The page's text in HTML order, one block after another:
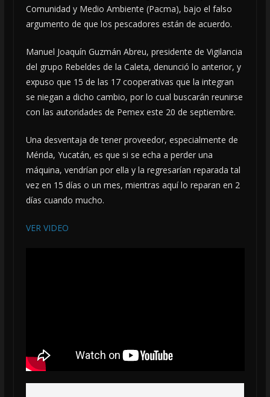
Comunidad y Medio Ambiente (Pacma), bajo el falso
argumento de que los pescadores están de acuerdo.
Manuel Joaquín Guzmán Abreu, presidente de Vigilancia
del grupo Rebeldes de la Caleta, denunció lo anterior, y
expuso que 15 de las 17 cooperativas que la integran
se niegan a dicho cambio, por lo cual buscarán reunirse
con las autoridades de Pemex este 20 de septiembre.
Una desventaja de tener proveedor, especialmente de
Mérida, Yucatán, es que si se echa a perder una
máquina, vendrían por ella y la regresarían reparada tal
vez en 15 días o un mes, mientras aquí lo reparan en 2
días cuando mucho.
VER VIDEO